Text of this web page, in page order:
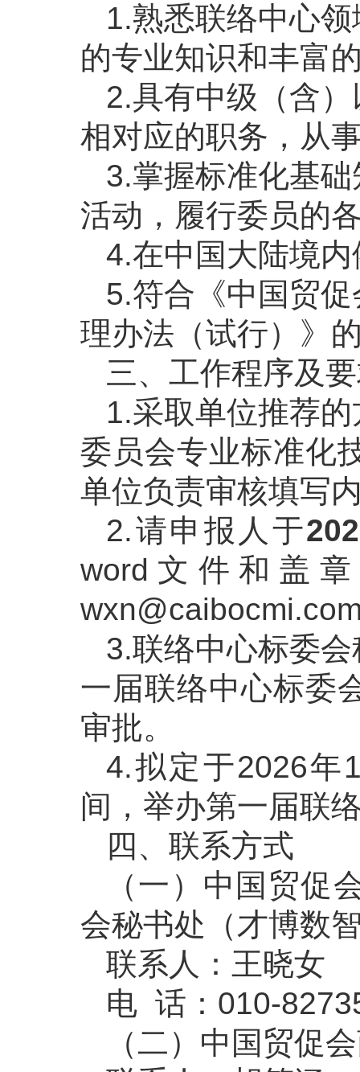
1.熟悉联络中心
的专业知识和丰富
2.具有中级（含
相对应的职务，从
3.掌握标准化基
活动，履行委员的
4.在中国大陆境
5.符合《中国贸
理办法（试行）》
三、工作程序及
1.采取单位推荐
委员会专业标准化
单位负责审核填写
2.请申报人于
word文件和盖
3.联络中心标委
一届联络中心标委
审批。
4.拟定于2026年
间，举办第一届联
四、联系方式
（一）中国贸促
会秘书处（才博数
联系人：王晓女
电 话：010-
（二）中国贸促